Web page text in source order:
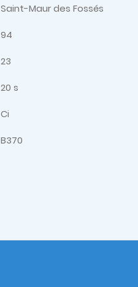
Saint-Maur des Fossés
94
23
20 s
Ci
B370